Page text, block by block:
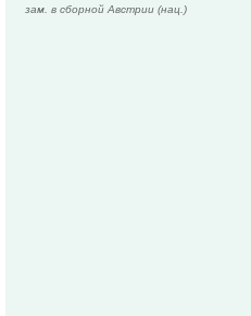
зам. в сборной Австрии (нац.)